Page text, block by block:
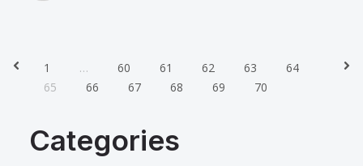
1 … 60 61 62 63
64
65
66 67 68 69 70
Categories